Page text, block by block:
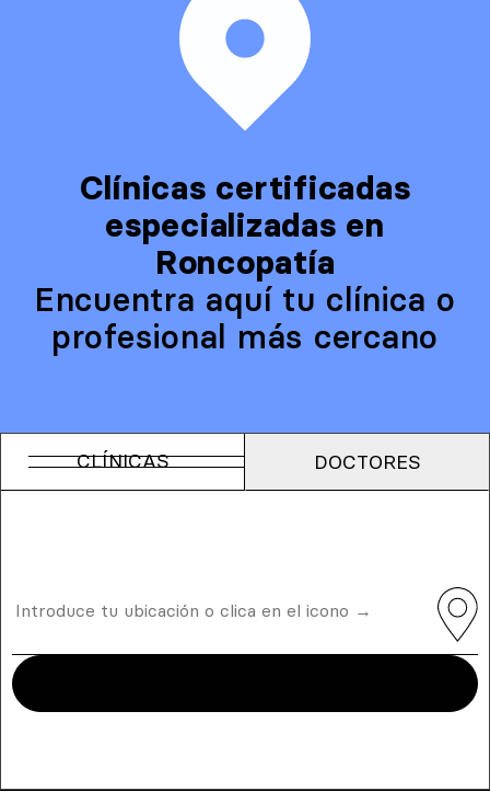
Clínicas certificadas
especializadas en
Roncopatía
Encuentra aquí tu clínica o
profesional más cercano
CLÍNICAS DOCTORES